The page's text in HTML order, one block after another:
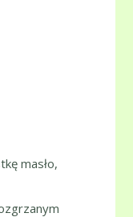
masło,